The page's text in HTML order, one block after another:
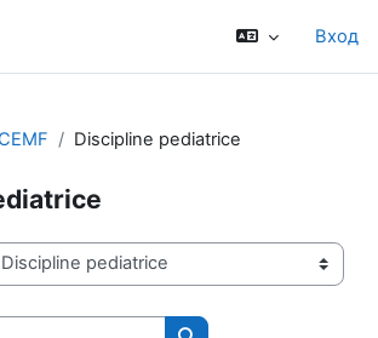
Вход
Discipline pediatrice